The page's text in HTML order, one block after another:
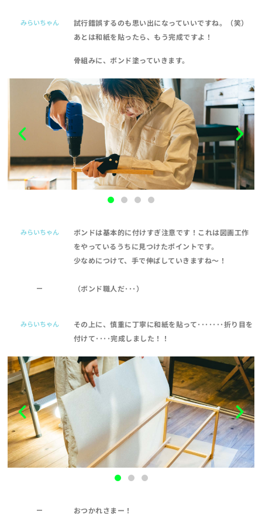
みらいちゃん
試行錯誤するのも思い出になっていいですね。（笑）
あとは和紙を貼ったら、もう完成ですよ！
骨組みに、ボンド塗っていきます。
みらいちゃん
ボンドは基本的に付けすぎ注意です！これは図画工作
をやっているうちに見つけたポイントです。
少なめにつけて、手で伸ばしていきますね～！
ー （ボンド職人だ･･･）
みらいちゃん
その上に、慎重に丁寧に和紙を貼って･･･････折り目を
付けて････完成しました！！
ー
おつかれさまー！